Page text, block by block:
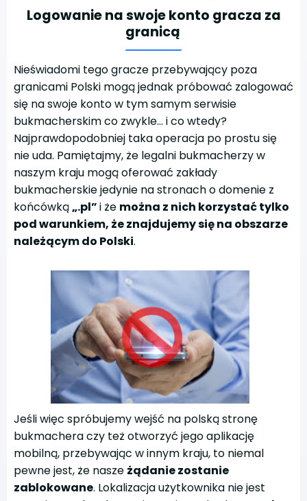
Logowanie na swoje konto gracza za
granicą
Nieświadomi tego gracze przebywający poza
granicami Polski mogą jednak próbować zalogować
się na swoje konto w tym samym serwisie
bukmacherskim co zwykle… i co wtedy?
Najprawdopodobniej taka operacja po prostu się
nie uda. Pamiętajmy, że legalni bukmacherzy w
naszym kraju mogą oferować zakłady
bukmacherskie jedynie na stronach o domenie z
końcówką „.pl”i że można z nich korzystać tylko
pod warunkiem, że znajdujemy się na obszarze
należącym do Polski.
Jeśli więc spróbujemy wejść na polską stronę
bukmachera czy też otworzyć jego aplikację
mobilną, przebywając w innym kraju, to niemal
pewne jest, że nasze żądanie zostanie
zablokowane. Lokalizacja użytkownika nie jest